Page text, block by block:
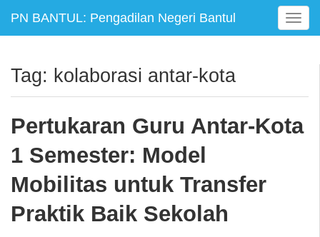
PN BANTUL: Pengadilan Negeri Bantul
T
o
e
a
Tag: kolaborasi antar-kota
Pertukaran Guru Antar-Kota
1 Semester: Model
Mobilitas untuk Transfer
Praktik Baik Sekolah